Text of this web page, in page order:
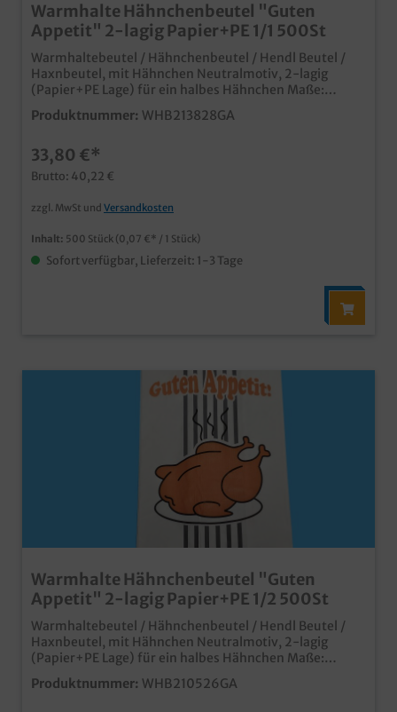
Warmhalte Hähnchenbeutel "Guten
Appetit" 2-lagig Papier+PE 1/1 500St
Warmhaltebeutel / Hähnchenbeutel / Hendl Beutel /
Haxnbeutel, mit Hähnchen Neutralmotiv, 2-lagig
(Papier+PE Lage) für ein halbes Hähnchen Maße:
130x80x270mm 500 Stück im Karton praktischer
zweilagiger Warmhaltebeutel aus Papier mit PE
Verkauf des beliebten Imbissprodukts dicht und
isolierend, ideal für Hähnchen, Hendl, Broiler und
Haxenzusätzlich eingerollter und verklebter Boden
verhindert das Auslaufen bereits ab 10.000 Stück
individuell bedruckbar, fragen Sie unseren
Kundenservice einem Angebot
Produktnummer: WHB213828GA
33,80 €*
Brutto: 40,22 €
zzgl. MwSt und Versandkosten
Inhalt: 500 Stück (0,07 €* / 1 Stück)
Sofort verfügbar, Lieferzeit: 1-3 Tage
Warmhalte Hähnchenbeutel "Guten
Appetit" 2-lagig Papier+PE 1/2 500St
Warmhaltebeutel / Hähnchenbeutel / Hendl Beutel /
Haxnbeutel, mit Hähnchen Neutralmotiv, 2-lagig
(Papier+PE Lage) für ein halbes Hähnchen Maße:
110x55x240mm 500 Stück im Karton praktischer
zweilagiger Warmhaltebeutel aus Papier mit PE
Produktnummer: WHB210526GA